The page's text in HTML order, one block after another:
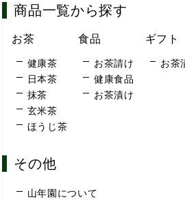
商品一覧から探す
お茶
健康茶
日本茶
抹茶
玄米茶
ほうじ茶
食品
お茶請け
健康食品
お茶漬け
ギフト
お茶
その他
山年園について